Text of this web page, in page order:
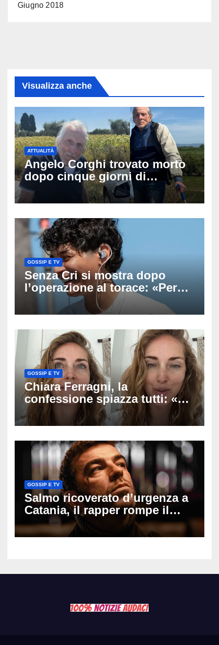
Giugno 2018
Visualizza anche
ATTUALITÀ
Angelo Corghi trovato morto
dopo cinque giorni di
ricerche: il giallo dell’80enne
scomparso dopo essere
GOSSIP E TV
Senza Cri si mostra dopo
l’operazione al torace: «Per
anni mi sentivo in trappola», il
racconto sul difficile percorso
GOSSIP E TV
Chiara Ferragni, la
confessione spiazza tutti: «Un
mio ex voleva che mi rifacessi
il seno». Poi svela i ritocchi di
GOSSIP E TV
Salmo ricoverato d’urgenza a
Catania, il rapper rompe il
silenzio dopo la notte in
ospedale: come sta e cosa